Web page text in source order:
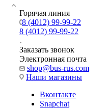
Горячая линия
8 (4012) 99-99-22
8 (4012) 99-99-22
Заказать звонок
Электронная почта
shop@bus-rus.com
Наши магазины
Вконтакте
Snapchat